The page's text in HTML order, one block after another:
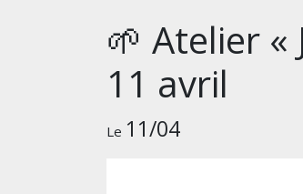
🌱 Atelier «
11 avril
Le 11/04